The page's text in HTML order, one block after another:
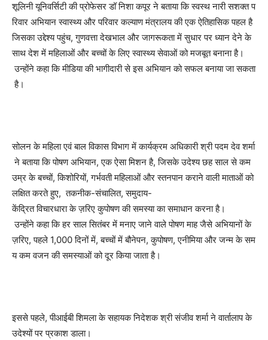
शूलिनी यूनिवर्सिटी की प्रोफेसर डॉ निशा कपूर ने बताया कि स्वस्थ नारी सशक्त प
रिवार अभियान स्वास्थ्य और परिवार कल्याण मंत्रालय की एक ऐतिहासिक पहल है
जिसका उद्देश्य पहुंच, गुणवत्ता देखभाल और जागरूकता में सुधार पर ध्यान देने के
साथ देश में महिलाओं और बच्चों के लिए स्वास्थ्य सेवाओं को मजबूत बनाना है।
उन्होंने कहा कि मीडिया की भागीदारी से इस अभियान को सफल बनाया जा सकता
है।
सोलन के महिला एवं बाल विकास विभाग में कार्यक्रम अधिकारी श्री पदम देव शर्मा
ने बताया कि पोषण अभियान, एक ऐसा मिशन है, जिसके उदेश्य छह साल से कम
उम्र के बच्चों, किशोरियों, गर्भवती महिलाओं और स्तनपान कराने वाली माताओं को
लक्षित करते हुए, तकनीक-संचालित, समुदाय-
केंद्रित विचारधारा के ज़रिए कुपोषण की समस्या का समाधान करना है।
उन्होंने कहा कि हर साल सितंबर में मनाए जाने वाले पोषण माह जैसे अभियानों के
ज़रिए, पहले 1,000 दिनों में, बच्चों में बौनेपन, कुपोषण, एनीमिया और जन्म के सम
य कम वजन की समस्याओं को दूर किया जाता है।
इससे पहले, पीआईबी शिमला के सहायक निदेशक श्री संजीव शर्मा ने वार्तालाप के
उदेश्यों पर प्रकाश डाला।